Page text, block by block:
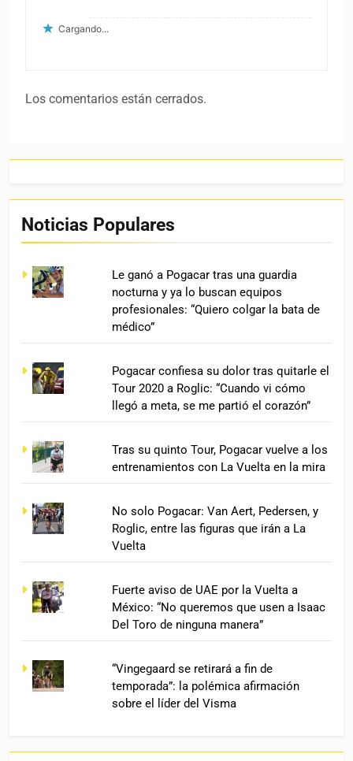
Cargando...
Los comentarios están cerrados.
Noticias Populares
Le ganó a Pogacar tras una guardia
nocturna y ya lo buscan equipos
profesionales: “Quiero colgar la bata de
médico”
Pogacar confiesa su dolor tras quitarle el
Tour 2020 a Roglic: “Cuando vi cómo
llegó a meta, se me partió el corazón”
Tras su quinto Tour, Pogacar vuelve a los
entrenamientos con La Vuelta en la mira
No solo Pogacar: Van Aert, Pedersen, y
Roglic, entre las figuras que irán a La
Vuelta
Fuerte aviso de UAE por la Vuelta a
México: “No queremos que usen a Isaac
Del Toro de ninguna manera”
“Vingegaard se retirará a fin de
temporada”: la polémica afirmación
sobre el líder del Visma